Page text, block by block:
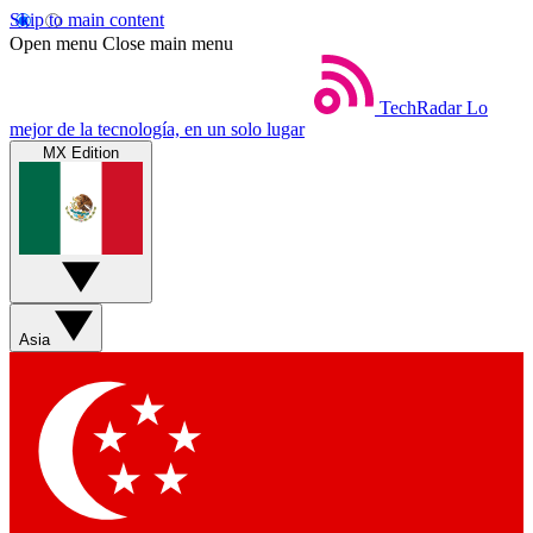
Skip to main content
Open menu Close main menu
TechRadar Lo
mejor de la tecnología, en un solo lugar
MX Edition
Asia